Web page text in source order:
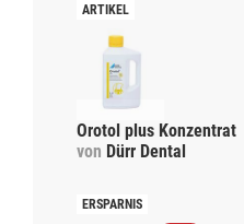
Orotol plus Konzentrat
von Dürr Dental